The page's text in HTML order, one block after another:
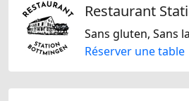
Réserver une table